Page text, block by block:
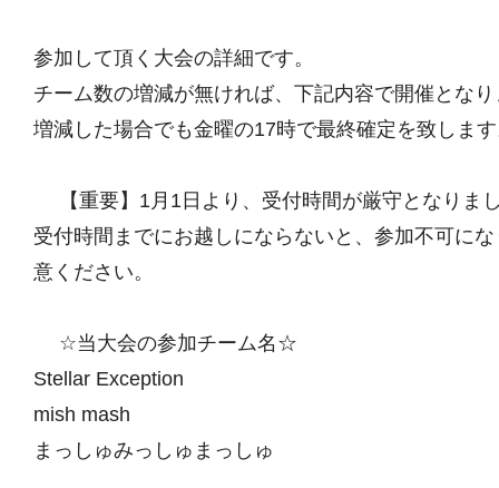
参加して頂く大会の詳細です。
チーム数の増減が無ければ、下記内容で開催とな
増減した場合でも金曜の17時で最終確定を致しま
【重要】1月1日より、受付時間が厳守となり
受付時間までにお越しにならないと、参加不可に
意ください。
☆当大会の参加チーム名☆
Stellar Exception
mish mash
まっしゅみっしゅまっしゅ